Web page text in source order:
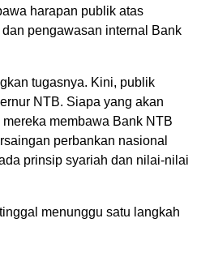
harapan publik atas
pengawasan internal Bank
tugasnya. Kini, publik
NTB. Siapa yang akan
membawa Bank NTB
perbankan nasional
prinsip syariah dan nilai-nilai
menunggu satu langkah